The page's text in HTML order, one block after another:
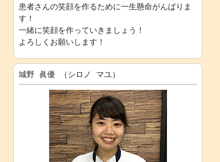
患者さんの笑顔を作るために一生懸命がんばりま
す！
一緒に笑顔を作っていきましょう！
よろしくお願いします！
城野 眞優 （シロノ マユ）